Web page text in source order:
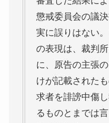
懲戒委員会の議
実に誤りはない
の表現は、裁判
に、原告の主張
けが記載された
求者を誹謗中傷
るものとまでは